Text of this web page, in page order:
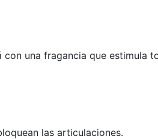
una fragancia que estimula
las articulaciones.